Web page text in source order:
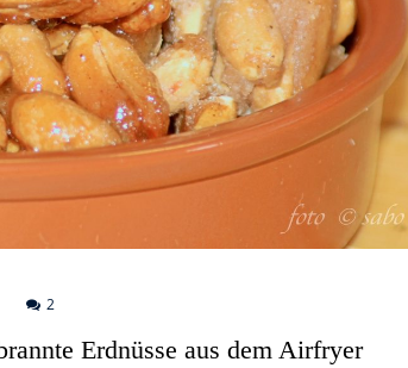
2
Erdnüsse aus dem Airfryer